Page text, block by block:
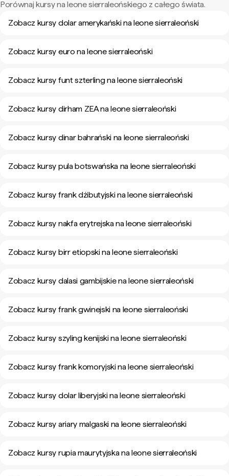
Porównaj kursy na leone sierraleońskiego z całego świata.
Zobacz kursy dolar amerykański na leone sierraleoński
Zobacz kursy euro na leone sierraleoński
Zobacz kursy funt szterling na leone sierraleoński
Zobacz kursy dirham ZEA na leone sierraleoński
Zobacz kursy dinar bahrański na leone sierraleoński
Zobacz kursy pula botswańska na leone sierraleoński
Zobacz kursy frank dżibutyjski na leone sierraleoński
Zobacz kursy nakfa erytrejska na leone sierraleoński
Zobacz kursy birr etiopski na leone sierraleoński
Zobacz kursy dalasi gambijskie na leone sierraleoński
Zobacz kursy frank gwinejski na leone sierraleoński
Zobacz kursy szyling kenijski na leone sierraleoński
Zobacz kursy frank komoryjski na leone sierraleoński
Zobacz kursy dolar liberyjski na leone sierraleoński
Zobacz kursy ariary malgaski na leone sierraleoński
Zobacz kursy rupia maurytyjska na leone sierraleoński